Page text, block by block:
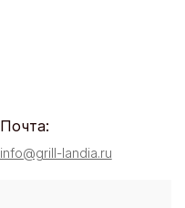
Почта:
info@grill-landia.ru